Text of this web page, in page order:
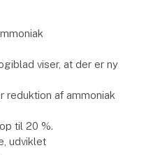
viser, at der er ny
reduktion af ammoniak
til 20 %.
udviklet